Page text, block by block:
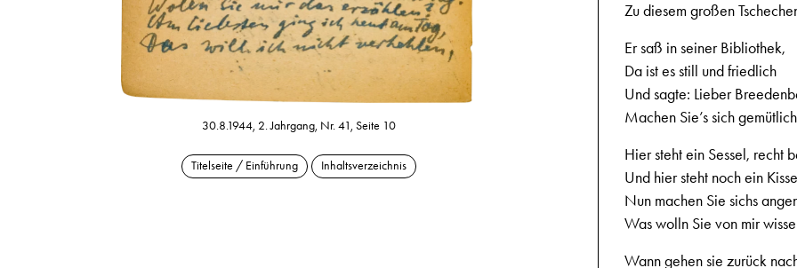
30.8.1944, 2. Jahrgang, Nr. 41, Seite 10
Titelseite / Einführung Inhaltsverzeichnis
Zu diesem großen
Er saß in seiner Bibliothek,
Da ist es still und friedlich
Und sagte: Lieber
Machen Sie’s sich gemütlich
Hier steht ein Sessel, recht
Und hier steht noch ein
Nun machen Sie sichs
Was wolln Sie von mir
Wann gehen sie zurück